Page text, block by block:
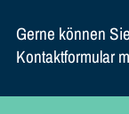
Gerne können
Kontaktformular